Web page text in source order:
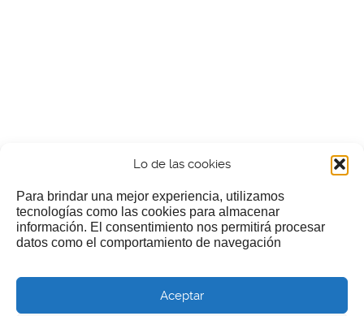
Lo de las cookies
Para brindar una mejor experiencia, utilizamos
tecnologías como las cookies para almacenar
información. El consentimiento nos permitirá procesar
datos como el comportamiento de navegación
Aceptar
¿Nos invitas a un cafecillo?
Si te gusta nuestra web puedes echar limosna a estos